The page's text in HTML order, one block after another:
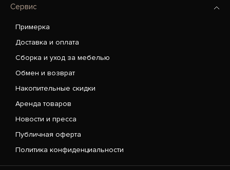
Сервис
Примерка
Доставка и оплата
Сборка и уход за мебелью
Обмен и возврат
Накопительные скидки
Аренда товаров
Новости и пресса
Публичная оферта
Политика конфиденциальности